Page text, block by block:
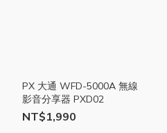
PX 大通 WFD-5000A 無線
影音分享器 PXD02
NT$1,990